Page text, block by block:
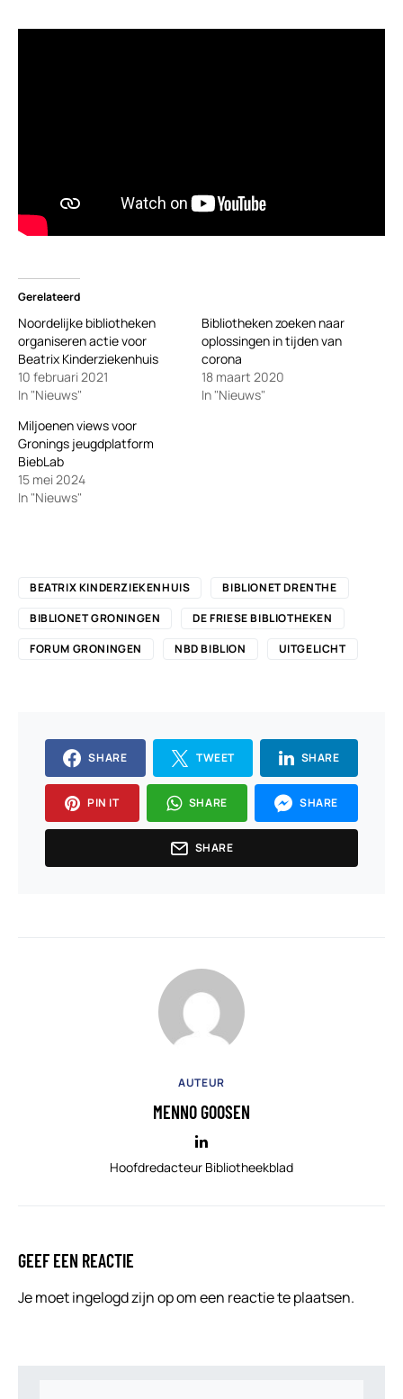
Gerelateerd
Noordelijke bibliotheken
organiseren actie voor
Beatrix Kinderziekenhuis
10 februari 2021
In "Nieuws"
Bibliotheken zoeken naar
oplossingen in tijden van
corona
18 maart 2020
In "Nieuws"
Miljoenen views voor
Gronings jeugdplatform
BiebLab
15 mei 2024
In "Nieuws"
BEATRIX KINDERZIEKENHUIS
BIBLIONET DRENTHE
BIBLIONET GRONINGEN
DE FRIESE BIBLIOTHEKEN
FORUM GRONINGEN
NBD BIBLION UITGELICHT
SHARE TWEET SHARE
PIN IT SHARE SHARE
SHARE
AUTEUR
MENNO GOOSEN
Hoofdredacteur Bibliotheekblad
GEEF EEN REACTIE
Je moetingelogd zijn opom een reactie te plaatsen.